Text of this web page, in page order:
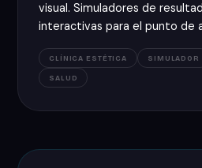
visual. Simuladores de
interactivas para el punto de
CLÍNICA ESTÉTICA SIMULADOR
SALUD